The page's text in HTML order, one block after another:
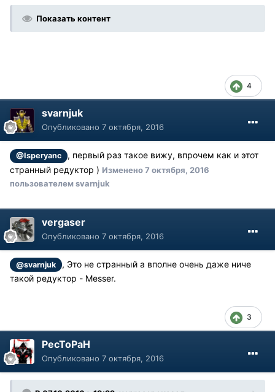
Показать контент
4
svarnjuk
Опубликовано 7 октября, 2016
@Isperyanc
, первый раз такое вижу, впрочем как и этот
странный редуктор ) Изменено7 октября, 2016
пользователем svarnjuk
vergaser
Опубликовано 7 октября, 2016
@svarnjuk
, Это не странный а вполне очень даже ниче
такой редуктор - Messer.
3
PecToPaH
Опубликовано 7 октября, 2016